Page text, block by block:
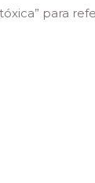
para